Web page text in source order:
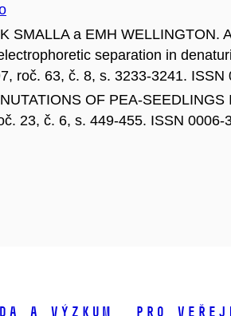
SMALLA a EMH WELLINGTON.
separation in
roč. 63, č. 8, s. 3233-3241. ISSN
OF PEA-
23, č. 6, s. 449-455. ISSN
a výzkum Pro